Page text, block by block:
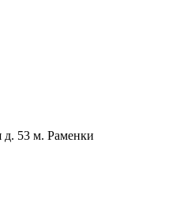
д. 53 м. Раменки